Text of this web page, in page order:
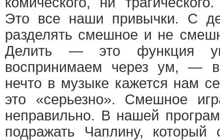
Это все наши привычки. С
разделять смешное и не
Делить — это функция
воспринимаем через ум, —
нечто в музыке кажется нам
это «серьезно». Смешное
неправильно. В нашей
подражать Чаплину, который